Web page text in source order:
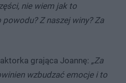
nie wiem jak to
Z naszej winy? Za
grająca Joannę: „Za
wzbudzać emocje i to